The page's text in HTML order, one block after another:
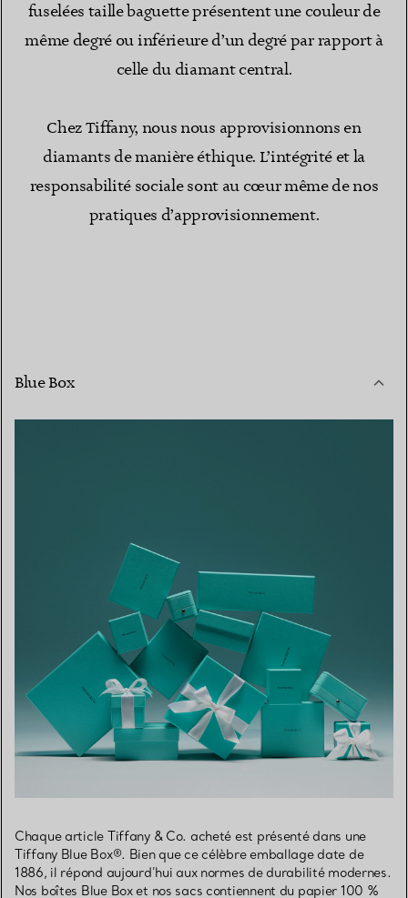
fuselées taille baguette présentent une couleur de
même degré ou inférieure d’un degré par rapport à
celle du diamant central.
Chez Tiffany, nous nous approvisionnons en
diamants de manière éthique. L’intégrité et la
responsabilité sociale sont au cœur même de nos
pratiques d’approvisionnement.
Blue Box
Chaque article Tiffany & Co. acheté est présenté dans une
Tiffany Blue Box®. Bien que ce célèbre emballage date de
1886, il répond aujourd’hui aux normes de durabilité modernes.
Nos boîtes Blue Box et nos sacs contiennent du papier 100 %